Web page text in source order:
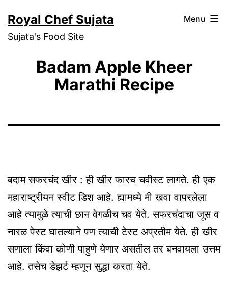
to
content
Royal Chef Sujata
Sujata's Food Site
Menu
Badam Apple Kheer
Marathi Recipe
बदाम सफरचंद खीर : ही खीर फारच चवीस्ट लागते. ही एक
महाराष्ट्रीयन स्वीट डिश आहे. ह्यामध्ये मी खवा वापरलेला
आहे त्यामुळे त्याची छान वेगळीच चव येते. सफरचंदाचा जूस व
नारळ पेस्ट घातल्याने पण त्याची टेस्ट अप्रतीम येते. ही खीर
सणाला किंवा कोणी पाहुणे येणार असतील तर बनवायला उत्तम
आहे. तसेच डेझर्ट म्हणून सुद्धा करता येते.